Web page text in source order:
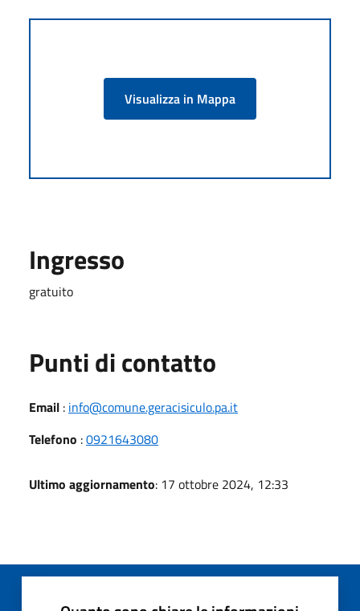
Visualizza in Mappa
Ingresso
gratuito
Punti di contatto
Email : info@comune.geracisiculo.pa.it
Telefono :0921643080
Ultimo aggiornamento: 17 ottobre 2024, 12:33